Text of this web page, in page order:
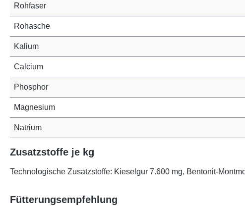
Rohfaser
Rohasche
Kalium
Calcium
Phosphor
Magnesium
Natrium
Zusatzstoffe je kg
Technologische Zusatzstoffe: Kieselgur 7.600 mg, Bentonit-
Fütterungsempfehlung